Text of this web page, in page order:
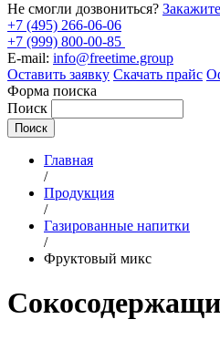
Не смогли дозвониться?
+7 (495) 266-06-06
+7 (999) 800-00-85
E-mail: info@freetime.group
Оставить заявку Скачать прайс
Форма поиска
Поиск
Главная
/
Продукция
/
Газированные напитки
/
Фруктовый микс